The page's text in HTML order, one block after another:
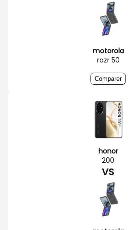
motorola
razr 50
Comparer
honor
200
VS